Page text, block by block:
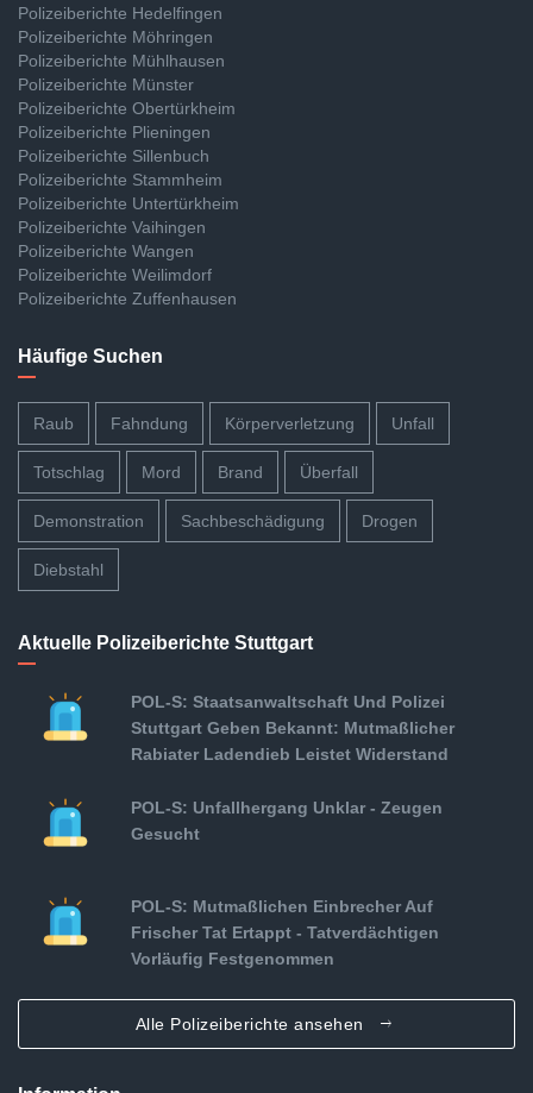
Polizeiberichte Hedelfingen
Polizeiberichte Möhringen
Polizeiberichte Mühlhausen
Polizeiberichte Münster
Polizeiberichte Obertürkheim
Polizeiberichte Plieningen
Polizeiberichte Sillenbuch
Polizeiberichte Stammheim
Polizeiberichte Untertürkheim
Polizeiberichte Vaihingen
Polizeiberichte Wangen
Polizeiberichte Weilimdorf
Polizeiberichte Zuffenhausen
Häufige Suchen
Raub Fahndung Körperverletzung Unfall
Totschlag Mord Brand Überfall
Demonstration Sachbeschädigung Drogen
Diebstahl
Aktuelle Polizeiberichte Stuttgart
POL-S: Staatsanwaltschaft Und Polizei
Stuttgart Geben Bekannt: Mutmaßlicher
Rabiater Ladendieb Leistet Widerstand
POL-S: Unfallhergang Unklar - Zeugen
Gesucht
POL-S: Mutmaßlichen Einbrecher Auf
Frischer Tat Ertappt - Tatverdächtigen
Vorläufig Festgenommen
Alle Polizeiberichte ansehen